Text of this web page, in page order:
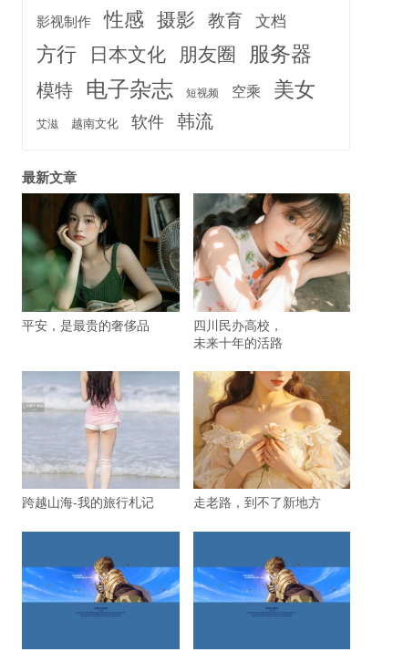
影视制作 性感 摄影 教育 文档
方行 日本文化 朋友圈 服务器
模特 电子杂志 短视频 空乘 美女
艾滋 越南文化 软件 韩流
最新文章
平安，是最贵的奢侈品
四川民办高校，
未来十年的活路
跨越山海-我的旅行札记 走老路，到不了新地方